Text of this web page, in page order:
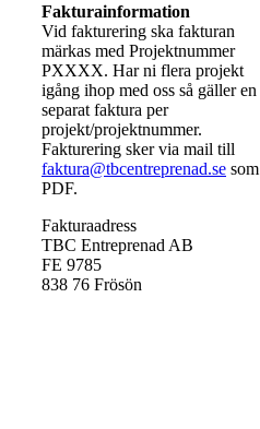
Fakturainformation
Vid fakturering ska fakturan
märkas med Projektnummer
PXXXX. Har ni flera projekt
igång ihop med oss så gäller en
separat faktura per
projekt/projektnummer.
Fakturering sker via mail till
faktura@tbcentreprenad.se som
PDF.
Fakturaadress
TBC Entreprenad AB
FE 9785
838 76 Frösön